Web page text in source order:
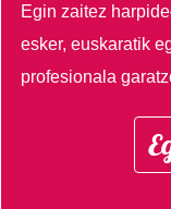
Egin zaitez
esker, euskaratik
profesionala